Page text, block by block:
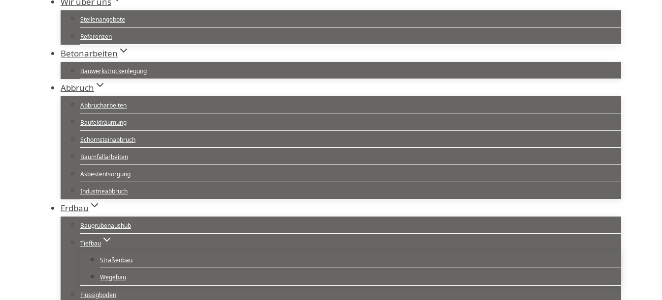
Stellenangebote
Referenzen
Betonarbeiten
Bauwerkstrockenlegung
Abbruch
Abbrucharbeiten
Baufeldräumung
Schornsteinabbruch
Baumfällarbeiten
Asbestentsorgung
Industrieabbruch
Erdbau
Baugrubenaushub
Tiefbau
Straßenbau
Wegebau
Flüssigboden